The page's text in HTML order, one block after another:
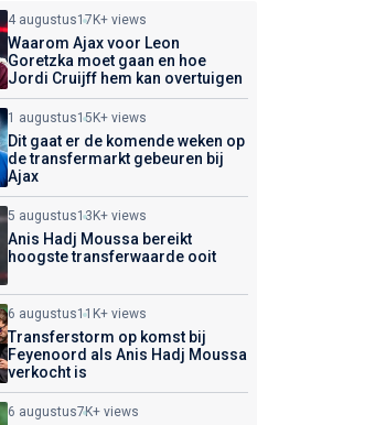
4 augustus17K+ views
Waarom Ajax voor Leon
Goretzka moet gaan en hoe
Jordi Cruijff hem kan overtuigen
1 augustus15K+ views
Dit gaat er de komende weken op
de transfermarkt gebeuren bij
Ajax
5 augustus13K+ views
Anis Hadj Moussa bereikt
hoogste transferwaarde ooit
6 augustus11K+ views
Transferstorm op komst bij
Feyenoord als Anis Hadj Moussa
verkocht is
6 augustus7K+ views